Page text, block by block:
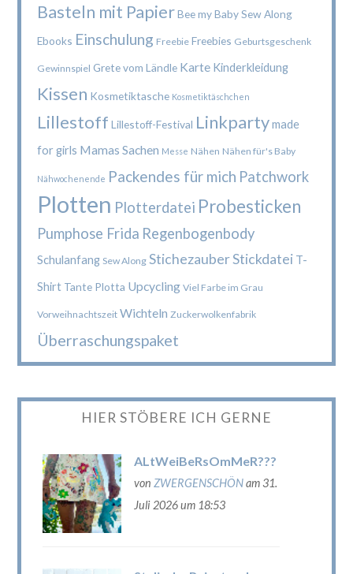
Basteln mit Papier Bee my Baby Sew Along
Ebooks Einschulung Freebie Freebies Geburtsgeschenk
Gewinnspiel Grete vom Ländle Karte Kinderkleidung
Kissen Kosmetiktasche Kosmetiktäschchen
Lillestoff Lillestoff-Festival Linkpartymade
for girls Mamas Sachen Messe Nähen Nähen für's Baby
Nähwochenende Packendes für mich Patchwork
Plotten Plotterdatei Probesticken
Pumphose Frida Regenbogenbody
Schulanfang Sew Along StichezauberStickdatei T-
Shirt Tante Plotta Upcycling Viel Farbe im Grau
Vorweihnachtszeit Wichteln Zuckerwolkenfabrik
Überraschungspaket
HIER STÖBERE ICH GERNE
ALtWeiBeRsOmMeR???
von ZWERGENSCHÖNam 31.
Juli 2026 um 18:53